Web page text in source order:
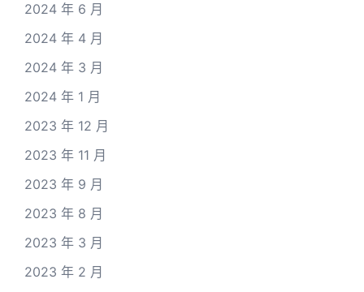
2024 年 6 月
2024 年 4 月
2024 年 3 月
2024 年 1 月
2023 年 12 月
2023 年 11 月
2023 年 9 月
2023 年 8 月
2023 年 3 月
2023 年 2 月